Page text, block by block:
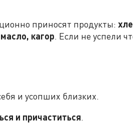
приносят продукты:
кагор. Если не успели
и усопших близких.
и причаститься.